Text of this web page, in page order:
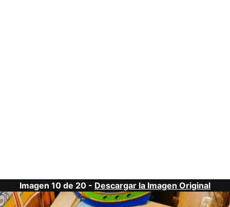
Imagen 10 de 20 - Descargar la Imagen Original